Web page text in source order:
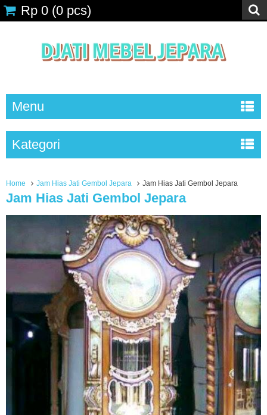
Rp 0 (0 pcs)
Menu
Kategori
Home Jam Hias Jati Gembol Jepara Jam Hias Jati Gembol Jepara
Jam Hias Jati Gembol Jepara